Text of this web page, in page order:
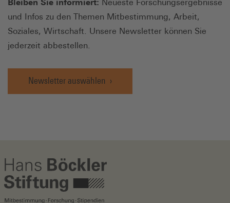
Bleiben Sie informiert: Neueste Forschungsergebnisse
und Infos zu den Themen Mitbestimmung, Arbeit,
Soziales, Wirtschaft. Unsere Newsletter können Sie
jederzeit abbestellen.
Newsletter auswählen